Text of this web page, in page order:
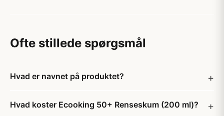
Ofte stillede spørgsmål
Hvad er navnet på produktet?
Hvad koster Ecooking 50+ Renseskum (200 ml)?